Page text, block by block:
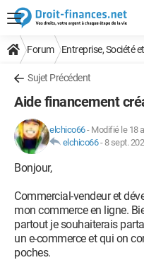
Forum Entreprise, Société
Sujet Précédent
Aide financement
elchico66- Modifié le 18
elchico66-8 sept.
Bonjour,
Commercial-vendeur et
mon commerce en ligne.
partout je souhaiterais
un e-commerce et qui on
poches.